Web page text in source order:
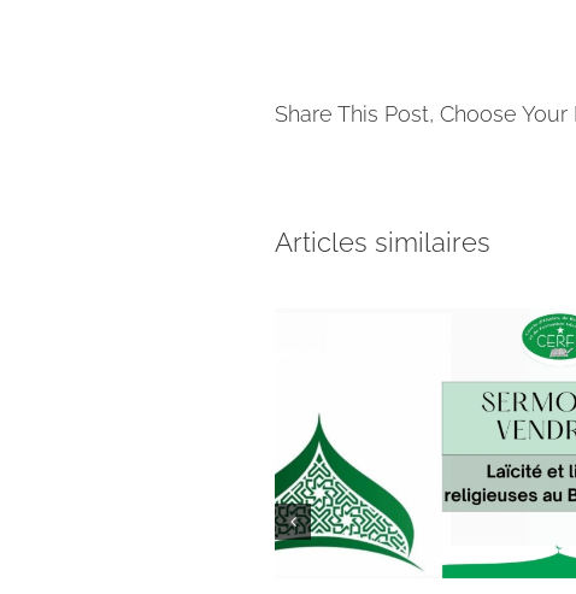
Share This Post, Choose Your
Articles similaires